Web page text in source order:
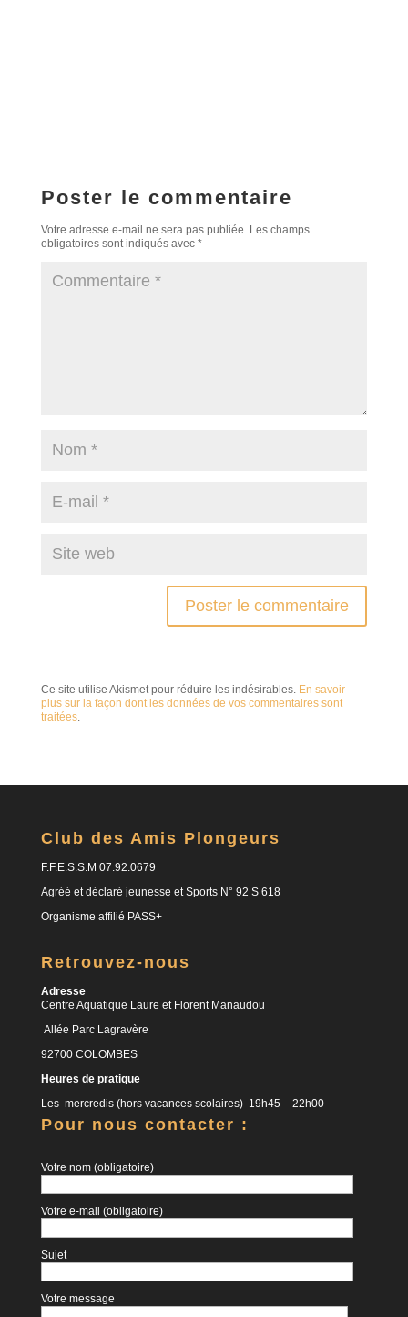
Poster le commentaire
Votre adresse e-mail ne sera pas publiée. Les champs
obligatoires sont indiqués avec *
Ce site utilise Akismet pour réduire les indésirables. En savoir
plus sur la façon dont les données de vos commentaires sont
traitées.
Club des Amis Plongeurs
F.F.E.S.S.M 07.92.0679
Agréé et déclaré jeunesse et Sports N° 92 S 618
Organisme affilié PASS+
Retrouvez-nous
Adresse
Centre Aquatique Laure et Florent Manaudou
Allée Parc Lagravère
92700 COLOMBES
Heures de pratique
Les mercredis (hors vacances scolaires) 19h45 – 22h00
Pour nous contacter :
Votre nom (obligatoire)
Votre e-mail (obligatoire)
Sujet
Votre message